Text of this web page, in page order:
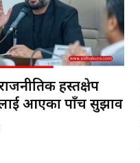
हस्तक्षेप
आएका पाँच सुझाव